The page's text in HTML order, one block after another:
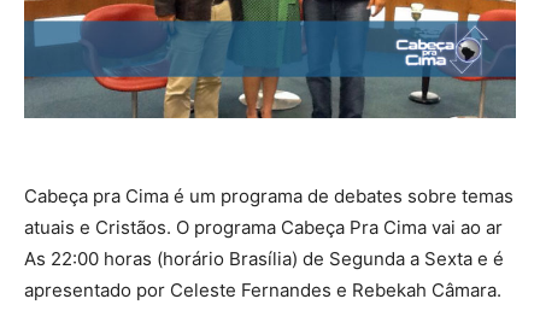
Cabeça pra Cima é um programa de debates sobre temas
atuais e Cristãos. O programa Cabeça Pra Cima vai ao ar
As 22:00 horas (horário Brasília) de Segunda a Sexta e é
apresentado por Celeste Fernandes e Rebekah Câmara.